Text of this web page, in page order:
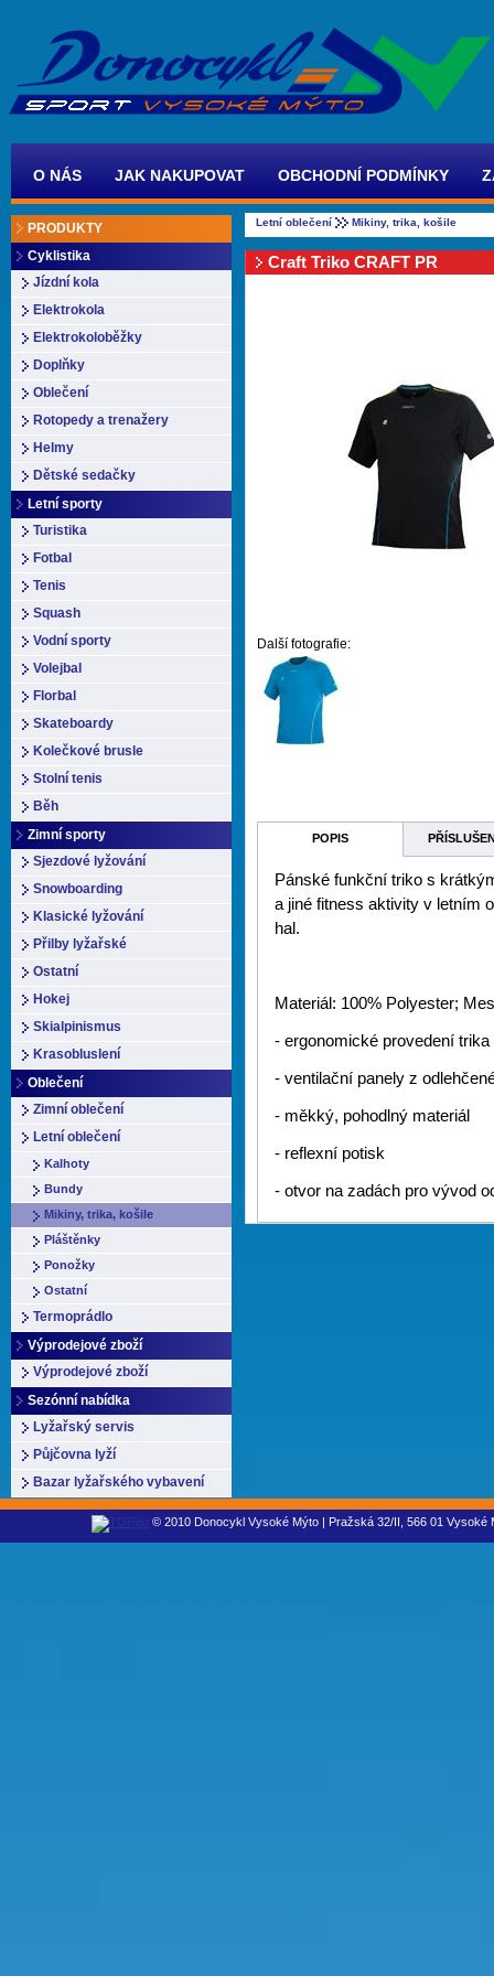
O NÁS JAK NAKUPOVAT OBCHODNÍ PODMÍNKY
PRODUKTY
Cyklistika
Jízdní kola
Elektrokola
Elektrokoloběžky
Doplňky
Oblečení
Rotopedy a trenažery
Helmy
Dětské sedačky
Letní sporty
Turistika
Fotbal
Tenis
Squash
Vodní sporty
Volejbal
Florbal
Skateboardy
Kolečkové brusle
Stolní tenis
Běh
Zimní sporty
Sjezdové lyžování
Snowboarding
Klasické lyžování
Přilby lyžařské
Ostatní
Hokej
Skialpinismus
Krasobluslení
Oblečení
Zimní oblečení
Letní oblečení
Kalhoty
Bundy
Mikiny, trika, košile
Pláštěnky
Ponožky
Ostatní
Termoprádlo
Výprodejové zboží
Výprodejové zboží
Sezónní nabídka
Lyžařský servis
Půjčovna lyží
Bazar lyžařského vybavení
Letní oblečení Mikiny, trika, košile
Craft Triko CRAFT PR
Další fotografie:
POPIS
Pánské funkční triko s
a jiné fitness aktivity v letním
hal.
Materiál: 100% Polyester;
- ergonomické provedení
- ventilační panely z
- měkký, pohodlný materiál
- reflexní potisk
- otvor na zadách pro vývod
© 2010 Donocykl Vysoké Mýto | Pražská 32/II, 566 01 Vysoké